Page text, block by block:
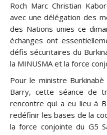
Roch Marc Christian
avec une délégation des
des Nations unies ce
échanges ont
défis sécuritaires du
la MINUSMA et la force
Pour le ministre
Barry, cette séance de
rencontre qui a eu lieu à
redéfinir les bases de la
la force conjointe du G5